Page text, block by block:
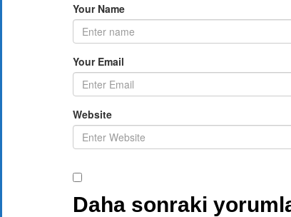
Your Name
Your Email
Website
Daha sonraki